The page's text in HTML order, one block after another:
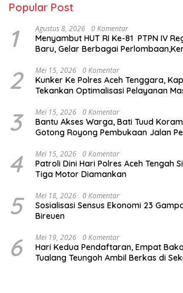
Popular Post
1 Agustus 8, 2026 0 Komentar
Menyambut HUT RI Ke-81 PTPN IV
Baru, Gelar Berbagai
2 Mei 15, 2026 0 Komentar
Kunker Ke Polres Aceh Tenggara,
Tekankan Optimalisasi Pelayanan
3 Mei 15, 2026 0 Komentar
Bantu Akses Warga, Bati Tuud
Gotong Royong Pembukaan Jalan
4 Mei 15, 2026 0 Komentar
Patroli Dini Hari Polres Aceh Tengah
Tiga Motor Diamankan
5 Mei 18, 2026 0 Komentar
Sosialisasi Sensus Ekonomi 23
Bireuen
6 Mei 19, 2026 0 Komentar
Hari Kedua Pendaftaran, Empat
Tualang Teungoh Ambil Berkas di